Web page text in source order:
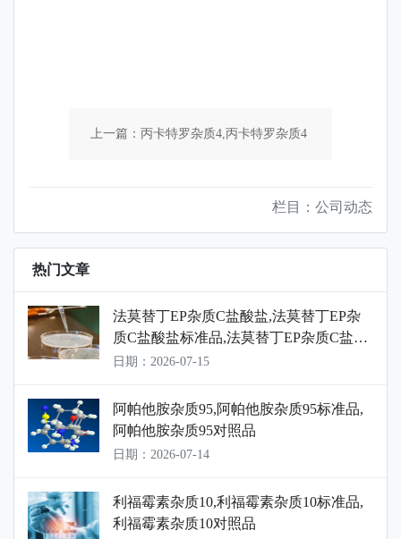
上一篇：丙卡特罗杂质4,丙卡特罗杂质4
下一篇：阿司匹林杂质40,阿司匹林杂质
栏目：公司动态
热门文章
法莫替丁EP杂质C盐酸盐,法莫替丁EP杂
质C盐酸盐标准品,法莫替丁EP杂质C盐酸
盐对照品
日期：2026-07-15
阿帕他胺杂质95,阿帕他胺杂质95标准品,
阿帕他胺杂质95对照品
日期：2026-07-14
利福霉素杂质10,利福霉素杂质10标准品,
利福霉素杂质10对照品